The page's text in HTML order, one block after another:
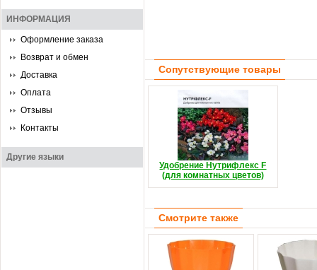
ИНФОРМАЦИЯ
Оформление заказа
Возврат и обмен
Доставка
Оплата
Отзывы
Контакты
Другие языки
Сопутствующие товары
Удобрение Нутрифлекс F
(для комнатных цветов)
Смотрите также